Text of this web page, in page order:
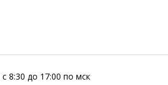
8:30 до 17:00 по мск